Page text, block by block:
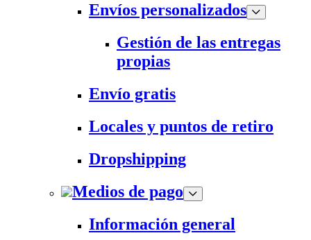
Envíos personalizados
Gestión de las entregas
propias
Envío gratis
Locales y puntos de retiro
Dropshipping
Medios de pago
Información general